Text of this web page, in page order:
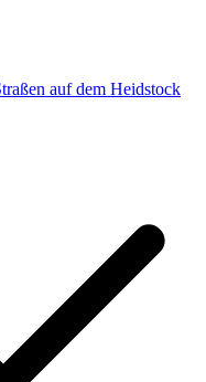
auf dem Heidstock